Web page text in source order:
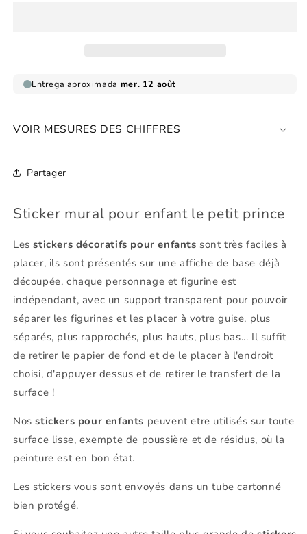
prince
prince
VOIR MESURES DES CHIFFRES
Partager
Sticker mural pour enfant le petit prince
Lesstickers décoratifs pour enfants sont très faciles à
placer, ils sont présentés sur une affiche de base déjà
découpée, chaque personnage et figurine est
indépendant, avec un support transparent pour pouvoir
séparer les figurines et les placer à votre guise, plus
séparés, plus rapprochés, plus hauts, plus bas... Il suffit
de retirer le papier de fond et de le placer à l'endroit
choisi, d'appuyer dessus et de retirer le transfert de la
surface !
Nosstickers pour enfants peuvent etre utilisés sur toute
surface lisse, exempte de poussière et de résidus, où la
peinture est en bon état.
Les stickers vous sont envoyés dans un tube cartonné
bien protégé.